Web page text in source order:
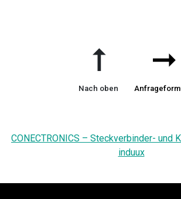
➞
Nach oben
➞
CONECTRONICS – Steckverbinder- und
induux